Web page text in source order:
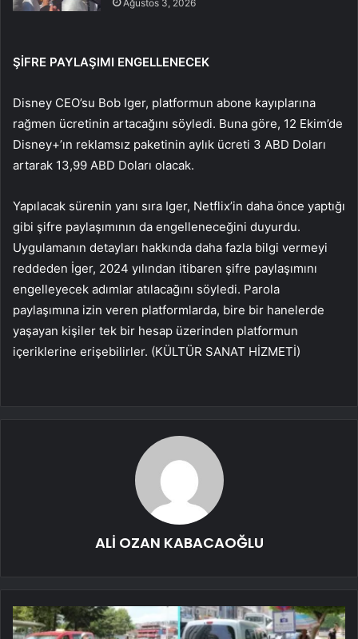
Ağustos 3, 2026
ŞİFRE PAYLAŞIMI ENGELLENECEK
Disney CEO’su Bob Iger, platformun abone kayıplarına
rağmen ücretinin artacağını söyledi. Buna göre, 12 Ekim’de
Disney+’ın reklamsız paketinin aylık ücreti 3 ABD Doları
artarak 13,99 ABD Doları olacak.
Yapılacak sürenin yanı sıra Iger, Netflix’in daha önce yaptığı
gibi şifre paylaşımının da engelleneceğini duyurdu.
Uygulamanın detayları hakkında daha fazla bilgi vermeyi
reddeden İger, 2024 yılından itibaren şifre paylaşımını
engelleyecek adımlar atılacağını söyledi. Parola
paylaşımına izin veren platformlarda, bire bir hanelerde
yaşayan kişiler tek bir hesap üzerinden platformun
içeriklerine erişebilirler. (KÜLTÜR SANAT HİZMETİ)
ALİ OZAN KABACAOĞLU